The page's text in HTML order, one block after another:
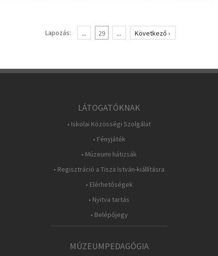
Lapozás: ... 29 ... Következő ›
LÁTOGATÓKNAK
• Iskolai Közösségi Szolgálat
• Fényjáték
• Múzeumi hátizsák
• Regisztráció a Tisza István-kiállításra
• Elérhetőségek
• Nyitva tartás
• Belépőjegy
MÚZEUMPEDAGÓGIA